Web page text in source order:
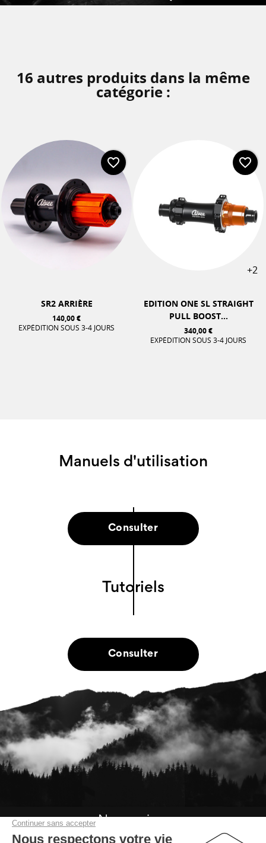
16 autres produits dans la même
catégorie :
SR2 ARRIÈRE
140,00 €
EXPÉDITION SOUS 3-4 JOURS
favorite_border
+2
EDITION ONE SL STRAIGHT
PULL BOOST...
340,00 €
EXPÉDITION SOUS 3-4 JOURS
favorite_border
Manuels d'utilisation
Consulter
Tutoriels
Consulter